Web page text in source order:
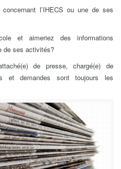
l’IHECS ou une de ses
et aimeriez des informations
de ses activités?
de presse, chargé(e) de
et demandes sont toujours les